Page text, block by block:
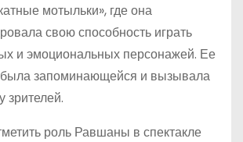
мотыльки», где она
свою способность играть
и эмоциональных персонажей. Ее
была запоминающейся и вызывала
зрителей.
роль Равшаны в спектакле